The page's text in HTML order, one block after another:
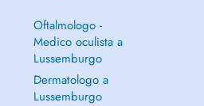
Oftalmologo -
Medico oculista a
Lussemburgo
Dermatologo a
Lussemburgo